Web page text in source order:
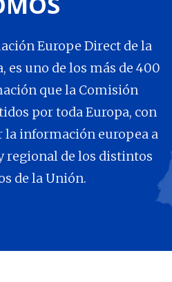
Europe Direct de la
es uno de los más de 400
que la Comisión
por toda Europa, con
la información europea a
regional de los distintos
de la Unión.